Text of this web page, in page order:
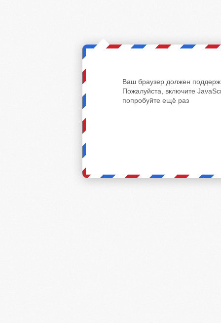
Ваш браузер должен
Пожалуйста, включите
попробуйте ещё раз